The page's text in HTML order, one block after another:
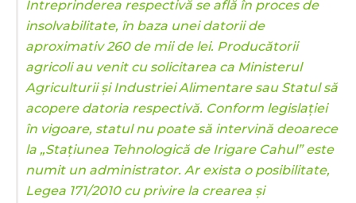
Întreprinderea respectivă se află în proces de
insolvabilitate, în baza unei datorii de
aproximativ 260 de mii de lei. Producătorii
agricoli au venit cu solicitarea ca Ministerul
Agriculturii și Industriei Alimentare sau Statul să
acopere datoria respectivă. Conform legislației
în vigoare, statul nu poate să intervină deoarece
la „Stațiunea Tehnologică de Irigare Cahul” este
numit un administrator. Ar exista o posibilitate,
Legea 171/2010 cu privire la crearea și